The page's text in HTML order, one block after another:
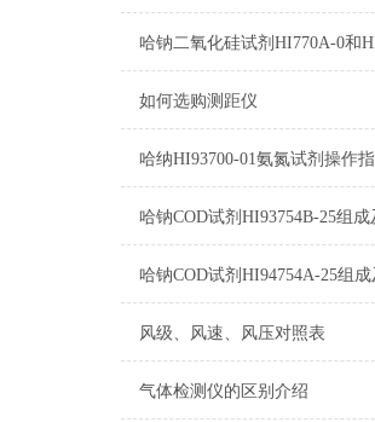
如何选购测距仪
风级、风速、风压对照表
气体检测仪的区别介绍